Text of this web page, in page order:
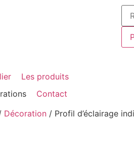
Les produits
Contact
Décoration / Profil d’éclairage